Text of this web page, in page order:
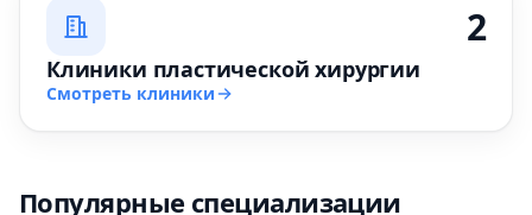
2
Клиники пластической хирургии
Смотреть клиники
Популярные специализации